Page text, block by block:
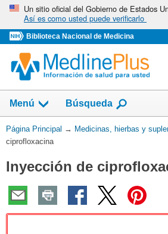
Omita
vaya
al
Contenido
Un sitio oficial del Gobierno de Estados
Así es como usted puede verificarlo
Biblioteca Nacional de Medicina
Menú
Mostrar
campo
de
Búsqueda
Usted
está
Página Principal → Medicinas, hierbas y
ciprofloxacina
Inyección de